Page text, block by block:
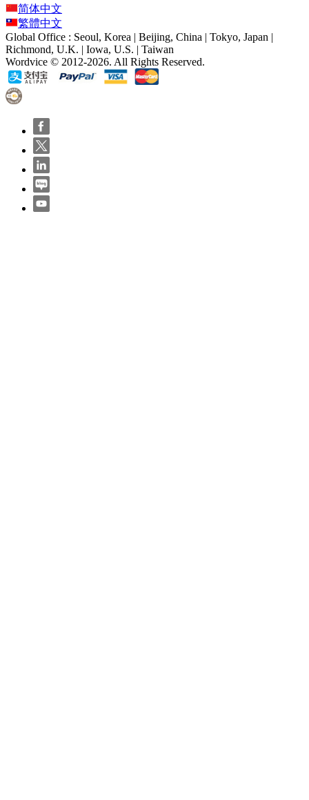
简体中文
繁體中文
Global Office : Seoul, Korea | Beijing, China | Tokyo, Japan |
Richmond, U.K. | Iowa, U.S. | Taiwan
Wordvice © 2012-2026. All Rights Reserved.